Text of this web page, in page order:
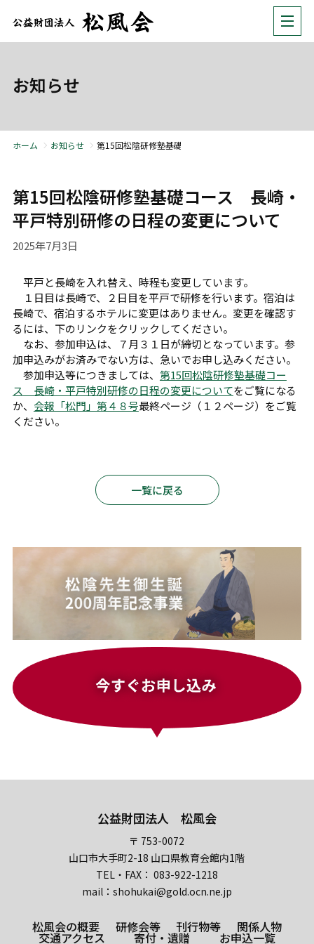
お知らせ
ホーム お知らせ 第15回松陰研修塾基礎コース 長崎・平戸特別研修の日
第15回松陰研修塾基礎コース 長崎・
平戸特別研修の日程の変更について
2025年7月3日
平戸と長崎を入れ替え、時程も変更しています。
１日目は長崎で、２日目を平戸で研修を行います。宿泊は
長崎で、宿泊するホテルに変更はありません。変更を確認す
るには、下のリンクをクリックしてください。
なお、参加申込は、７月３１日が締切となっています。参
加申込みがお済みでない方は、急いでお申し込みください。
参加申込等につきましては、 第15回松陰研修塾基礎コー
ス 長崎・平戸特別研修の日程の変更についてをご覧になる
か、 会報「松門」第４８号最終ページ（１２ページ）をご覧
ください。
一覧に戻る
公益財団法人 松風会
〒 753-0072
山口市大手町2-18 山口県教育会館内1階
TEL・FAX： 083-922-1218
mail：shohukai@gold.ocn.ne.jp
松風会の概要 研修会等 刊行物等 関係人物
交通アクセス 寄付・遺贈 お申込一覧